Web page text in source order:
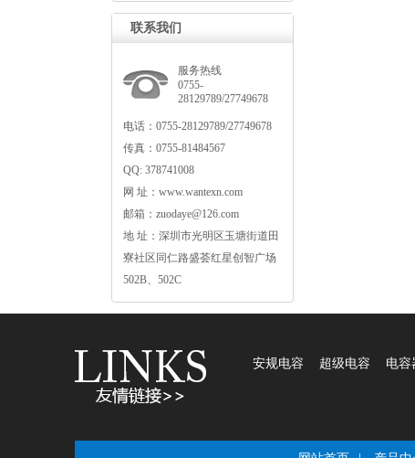
联系我们
服务热线
0755-
28129789/27749678
电话：0755-28129789/27749678
传真：0755-81484567
QQ:378741008
网址：www.wantexn.com
邮箱：zuodaye@126.com
地址：深圳市光明区玉塘街道田
寮社区同仁路盛荟红星创智广场
502B、502C
安规电容 超级电容 电容